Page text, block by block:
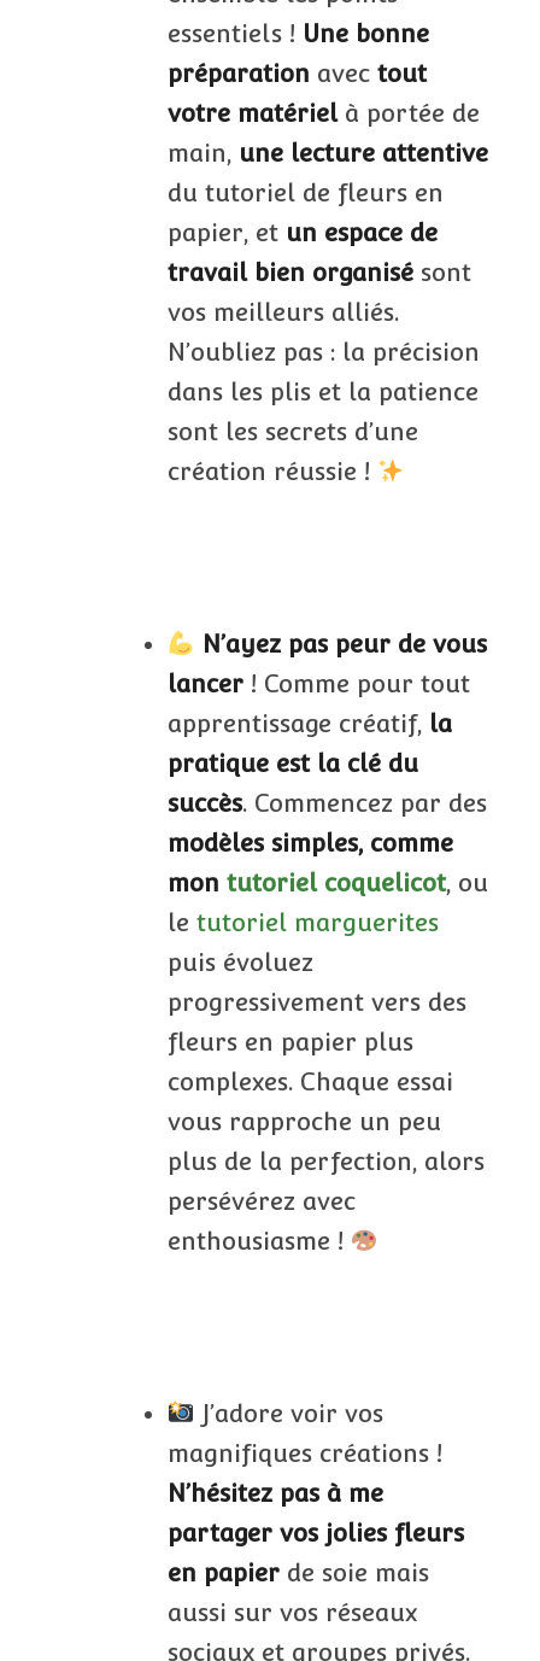
essentiels ! Une bonne
préparation avec tout
votre matérielà portée de
main, une lecture attentive
du tutoriel de fleurs en
papier, et un espace de
travail bien organisé sont
vos meilleurs alliés.
N’oubliez pas : la précision
dans les plis et la patience
sont les secrets d’une
création réussie !
N’ayez pas peur de vous
lancer ! Comme pour tout
apprentissage créatif, la
pratique est la clé du
succès. Commencez par des
modèles simples, comme
mon tutoriel coquelicot, ou
le tutoriel marguerites
puis évoluez
progressivement vers des
fleurs en papier plus
complexes. Chaque essai
vous rapproche un peu
plus de la perfection, alors
persévérez avec
enthousiasme !
J’adore voir vos
magnifiques créations !
N’hésitez pas à me
partager vos jolies fleurs
en papier de soie mais
aussi sur vos réseaux
sociaux et groupes privés.